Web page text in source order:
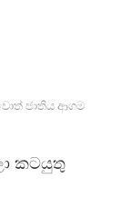
ජාතිය ආගම
කටයුතු